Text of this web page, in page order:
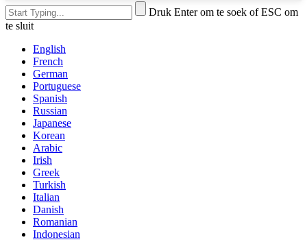
Druk Enter om te soek of ESC om
te sluit
English
French
German
Portuguese
Spanish
Russian
Japanese
Korean
Arabic
Irish
Greek
Turkish
Italian
Danish
Romanian
Indonesian